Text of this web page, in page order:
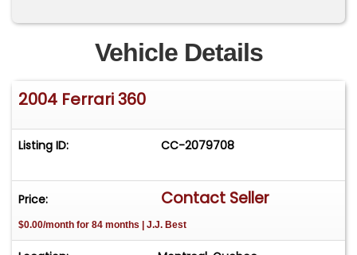
egalement un choix classique, tandis que le
design decapotable renforce encore l'attrait de
la voiture, vous permettant de vous immerger
totalement dans l'experience de la conduite en
plein air. Sous le capot, vous trouverez un
delivrer une puissance palpitante de 400
chevaux, veritable temoignage des prouesses
kilometres au compteur, cette Ferrari 360 Spider
faible kilometrage et son etat bien entretenu."
Vehicle Details
2004 Ferrari 360
Listing ID: CC-2079708
Price: Contact Seller
$0.00/month for 84 months | J.J. Best